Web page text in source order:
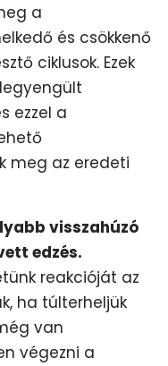
a
és csökkenő
ciklusok. Ezek
ezzel a
meg az eredeti
visszahúzó
edzés.
reakcióját az
ha túlterheljük
van
végezni a